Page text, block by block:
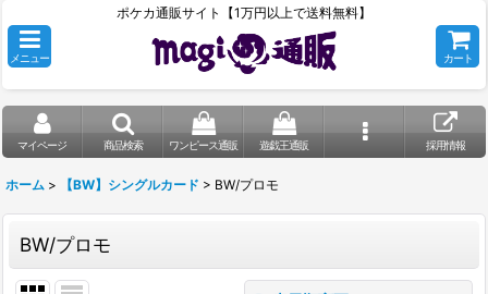
ポケカ通販サイト【1万円以上で送料無料】
メニュー カート
マイページ 商品検索 ワンピース通販 遊戯王通販 採用情報
ホーム > 【BW】シングルカード > BW/プロモ
BW/プロモ